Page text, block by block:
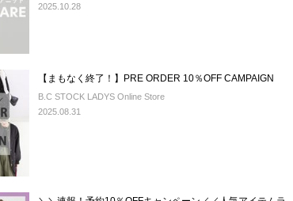
2025.10.28
【まもなく終了！】PRE ORDER 10％OFF CAMPAIGN
B.C STOCK LADYS Online Store
2025.08.31